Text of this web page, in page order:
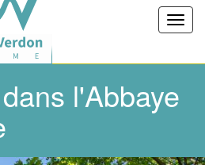
l'Abbaye